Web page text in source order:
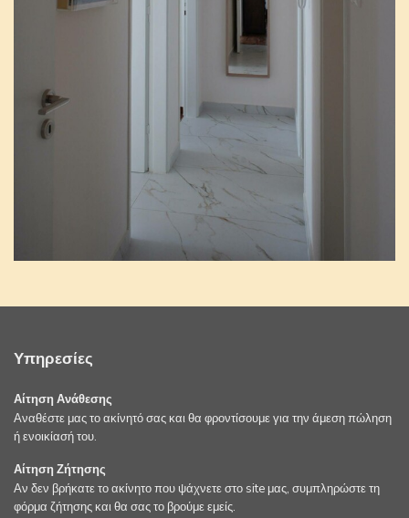
Υπηρεσίες
Αίτηση Ανάθεσης
Αναθέστε μας το ακίνητό σας και θα φροντίσουμε για την άμεση πώληση
ή ενοικίασή του.
Αίτηση Ζήτησης
Αν δεν βρήκατε το ακίνητο που ψάχνετε στο site μας, συμπληρώστε τη
φόρμα ζήτησης και θα σας το βρούμε εμείς.